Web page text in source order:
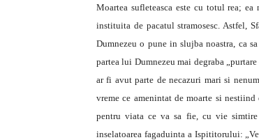
Moartea sufleteasca este cu totul rea;
instituita de pacatul stramosesc. Astfel,
Dumnezeu o pune in slujba noastra, ca
partea lui Dumnezeu mai degraba
ar fi avut parte de necazuri mari si
vreme ce amenintat de moarte si
pentru viata ce va sa fie, cu vie
inselatoarea fagaduinta a Ispititorului: